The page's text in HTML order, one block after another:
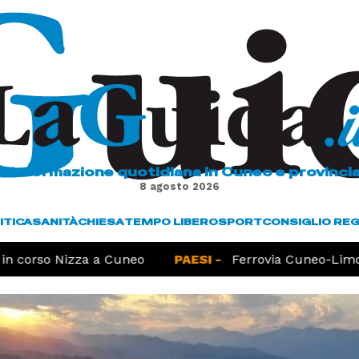
L'informazione quotidiana in Cuneo e
8 agosto 2026
SANITÀCHIESATEMPO LIBEROSPORTCONSIGLIO
Nizza a Cuneo PAESI - Ferrovia Cuneo-